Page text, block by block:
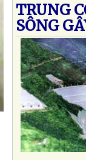
TRUNG
SÔNG